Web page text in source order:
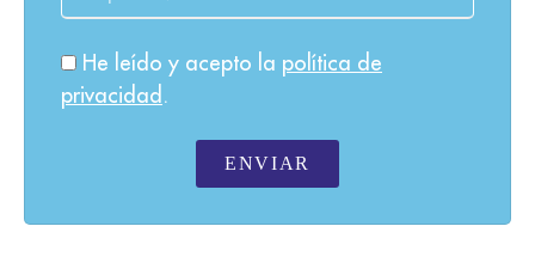
He leído y acepto la política de
privacidad .
ENVIAR